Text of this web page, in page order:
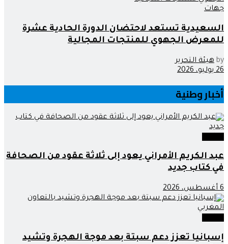
جهات
السعيدية تستعد لاحتضان الدورة الحادية عشرة
للمعرض الجهوي للمنتجات المجالية
by هيئة التحرير
26 يوليو، 2026
أخبار وطنية
عبد الكريم الأمراني يعود إلى ثلاثة عقود من الصحافة
في كتاب جديد
6 أغسطس، 2026
إسبانيا تعزز دعم سبتة بعد موجة الهجرة وتشيد